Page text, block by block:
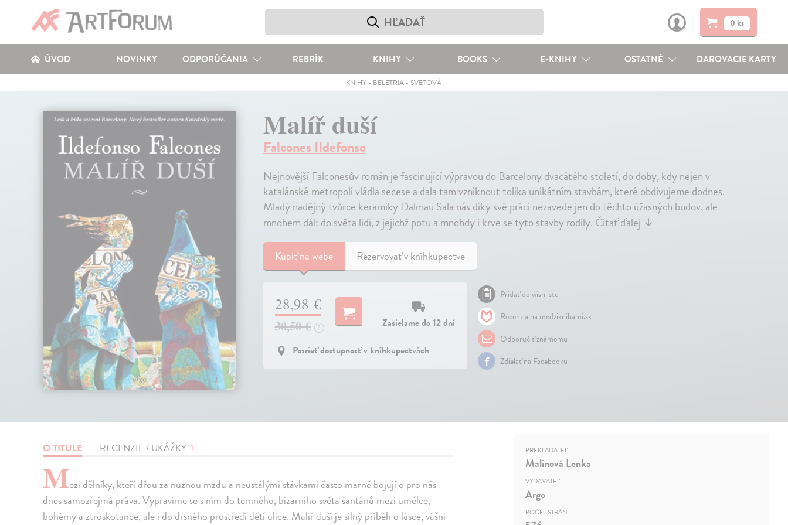
0 ks
ÚVOD NOVINKY ODPORÚČANIA REBRÍK KNIHY BOOKS E-KNIHY OSTATNÉ DAROVACIE KARTY
KNIHY - BELETRIA - SVETOVÁ
Malíř duší
Falcones Ildefonso
Nejnovější Falconesův román je fascinující výpravou do Barcelony dvacátého století, do doby, kdy nejen v
katalánské metropoli vládla secese a dala tam vzniknout tolika unikátním stavbám, které obdivujeme dodnes.
Mladý nadějný tvůrce keramiky Dalmau Sala nás díky své práci nezavede jen do těchto úžasných budov, ale
mnohem dál: do světa lidí, z jejichž potu a mnohdy i krve se tyto stavby rodily.Čítať ďalej↓
Kúpiťna webe Rezervovať v kníhkupectve
28,98 €
30,50 € ?
Zasielame do 12 dní
Pozrieť dostupnosť v kníhkupectvách
Pridať do wishlistu
Recenzia na medziknihami.sk
Odporučiť známemu
Zdielať na Facebooku
O TITULE RECENZIE / UKÁŽKY 1
Mezi dělníky, kteří dřou za nuznou mzdu a neustálými stávkami často marně bojují o pro nás
dnes samozřejmá práva. Vypravíme se s ním do temného, bizarního světa šantánů mezi umělce,
bohémy a ztroskotance, ale i do drsného prostředí dětí ulice. Malíř duší je silný příběh o lásce, vášni
PREKLADATEĽ
Malinová Lenka
VYDAVATEĽ
Argo
POČET STRÁN